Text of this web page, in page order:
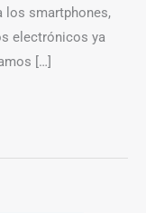
los smartphones,
electrónicos ya
[…]